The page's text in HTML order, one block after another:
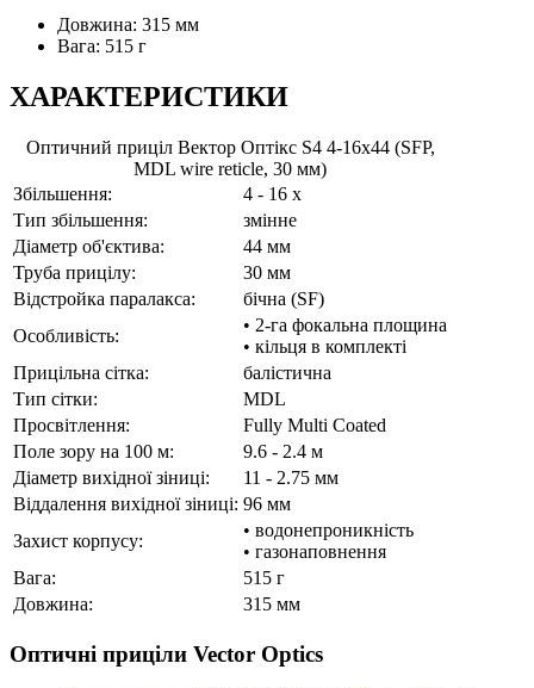
Довжина: 315 мм
Вага: 515 г
ХАРАКТЕРИСТИКИ
Оптичний приціл Вектор Оптікс S4 4-16x44 (SFP,
MDL wire reticle, 30 мм)
Збільшення:
4 - 16 x
Тип збільшення:
змінне
Діаметр об'єктива:
44 мм
Труба прицілу:
30 мм
Відстройка паралакса:
бічна (SF)
Особливість:
• 2-га фокальна площина
• кільця в комплекті
Прицільна сітка:
балістична
Тип сітки:
MDL
Просвітлення:
Fully Multi Coated
Поле зору на 100 м:
9.6 - 2.4 м
Діаметр вихідної зіниці:
11 - 2.75 мм
Віддалення вихідної зіниці: 96 мм
Захист корпусу:
• водонепроникність
• газонаповнення
Вага:
515 г
Довжина:
315 мм
Оптичні приціли Vector Optics